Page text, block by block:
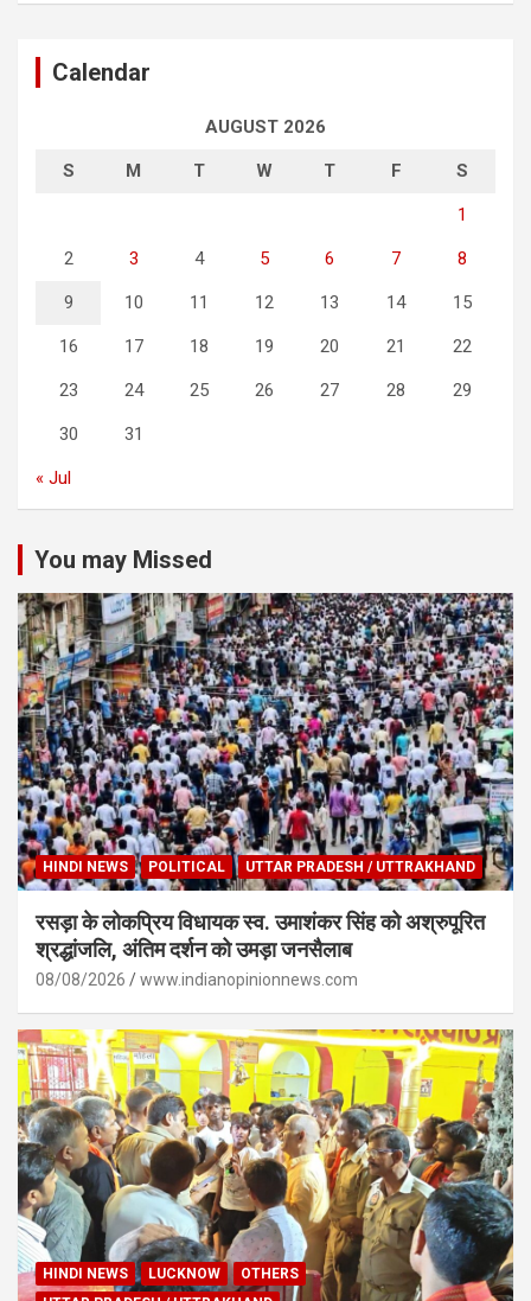
Calendar
AUGUST 2026
S M T W T F S
1
2 3 4 5 6 7 8
9 10 11 12 13 14 15
16 17 18 19 20 21 22
23 24 25 26 27 28 29
30 31
« Jul
You may Missed
HINDI NEWS POLITICAL UTTAR PRADESH / UTTRAKHAND
रसड़ा के लोकप्रिय विधायक स्व. उमाशंकर सिंह को अश्रुपूरित
श्रद्धांजलि, अंतिम दर्शन को उमड़ा जनसैलाब
08/08/2026 www.indianopinionnews.com
HINDI NEWS LUCKNOW
OTHERS